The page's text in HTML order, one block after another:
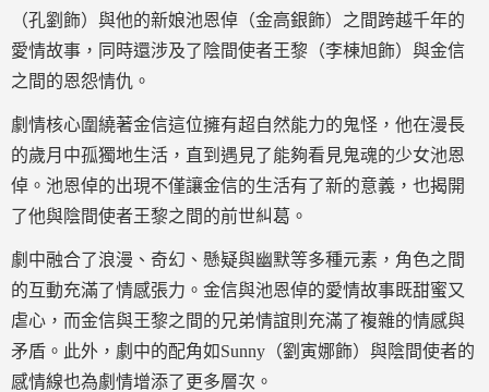
（孔劉飾）與他的新娘池恩倬（金高銀飾）之間跨越千年的
愛情故事，同時還涉及了陰間使者王黎（李棟旭飾）與金信
之間的恩怨情仇。
劇情核心圍繞著金信這位擁有超自然能力的鬼怪，他在漫長
的歲月中孤獨地生活，直到遇見了能夠看見鬼魂的少女池恩
倬。池恩倬的出現不僅讓金信的生活有了新的意義，也揭開
了他與陰間使者王黎之間的前世糾葛。
劇中融合了浪漫、奇幻、懸疑與幽默等多種元素，角色之間
的互動充滿了情感張力。金信與池恩倬的愛情故事既甜蜜又
虐心，而金信與王黎之間的兄弟情誼則充滿了複雜的情感與
矛盾。此外，劇中的配角如Sunny（劉寅娜飾）與陰間使者的
感情線也為劇情增添了更多層次。